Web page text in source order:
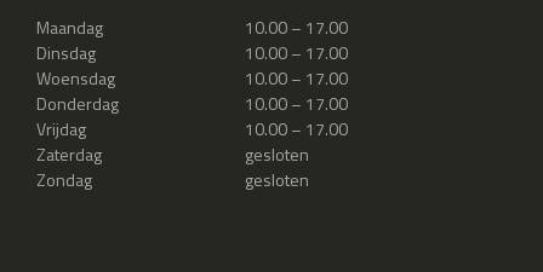
Maandag
10.00 – 17.00
Dinsdag
10.00 – 17.00
Woensdag
10.00 – 17.00
Donderdag
10.00 – 17.00
Vrijdag
10.00 – 17.00
Zaterdag
gesloten
Zondag
gesloten